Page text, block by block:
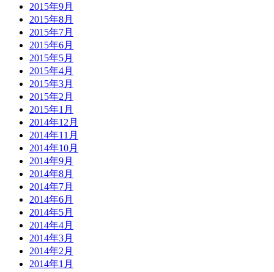
2015年9月
2015年8月
2015年7月
2015年6月
2015年5月
2015年4月
2015年3月
2015年2月
2015年1月
2014年12月
2014年11月
2014年10月
2014年9月
2014年8月
2014年7月
2014年6月
2014年5月
2014年4月
2014年3月
2014年2月
2014年1月